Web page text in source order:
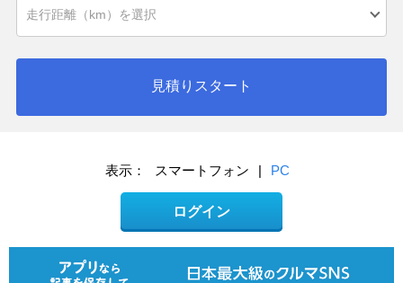
見積りスタート
表示： スマートフォン | PC
ログイン